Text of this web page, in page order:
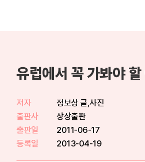
유럽에서 꼭 가봐야
저자
정보상 글,사진
출판사
상상출판
출판일
2011-06-17
등록일
2013-04-19